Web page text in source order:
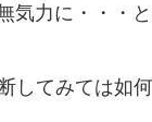
気力に・・・
してみては如